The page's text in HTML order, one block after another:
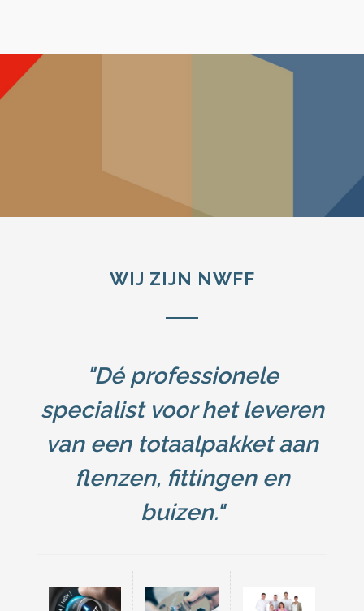
WIJ ZIJN NWFF
"Dé professionele
specialist voor het leveren
van een totaalpakket aan
flenzen, fittingen en
buizen."